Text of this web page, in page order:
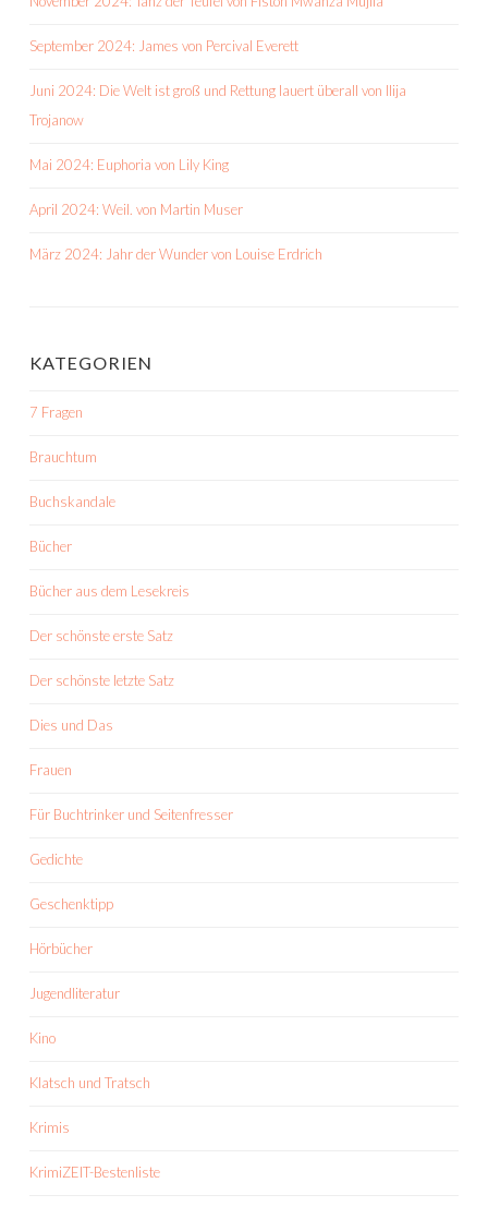
September 2024: James von Percival Everett
Juni 2024: Die Welt ist groß und Rettung lauert überall von Ilija
Trojanow
Mai 2024: Euphoria von Lily King
April 2024: Weil. von Martin Muser
März 2024: Jahr der Wunder von Louise Erdrich
KATEGORIEN
7 Fragen
Brauchtum
Buchskandale
Bücher
Bücher aus dem Lesekreis
Der schönste erste Satz
Der schönste letzte Satz
Dies und Das
Frauen
Für Buchtrinker und Seitenfresser
Gedichte
Geschenktipp
Hörbücher
Jugendliteratur
Kino
Klatsch und Tratsch
Krimis
KrimiZEIT-Bestenliste